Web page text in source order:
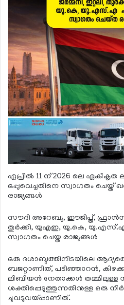
ഏപ്രില്‍ 11 ന് 2026 ലെ ഏകീകൃത
ഒപ്പുവെച്ചതിനെ സ്വാഗതം ചെയ്ത്
രാജ്യങ്ങള്‍
സൗദി അറേബ്യ, ഈജിപ്ത്,
തുര്‍ക്കി, യുഎഇ, യു.കെ,
സ്വാഗതം ചെയ്ത രാജ്യങ്ങള്‍
ഒരു ദശാബ്ദത്തിനിടയിലെ
ബജറ്റാണിത്, പടിഞ്ഞാറന്‍,
ലിബിയന്‍ നേതാക്കള്‍
ശക്തിപ്പെടുത്തുന്നതിനുള്ള ഒരു
ചുവടുവയ്പ്പാണിത്.